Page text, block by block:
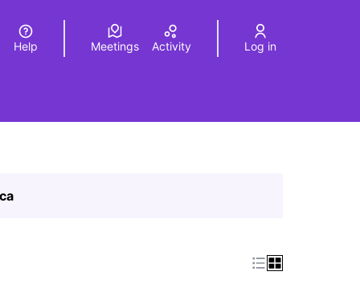
Elegir el idiomaChoose language
Help Meetings Activity Log in